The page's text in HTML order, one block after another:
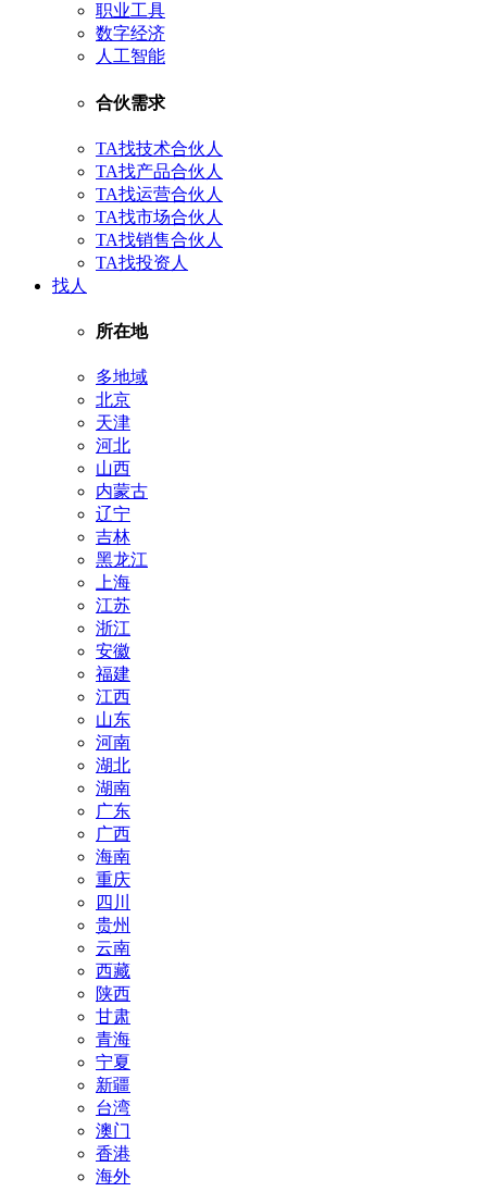
职业工具
数字经济
人工智能
合伙需求
TA找技术合伙人
TA找产品合伙人
TA找运营合伙人
TA找市场合伙人
TA找销售合伙人
TA找投资人
找人
所在地
多地域
北京
天津
河北
山西
内蒙古
辽宁
吉林
黑龙江
上海
江苏
浙江
安徽
福建
江西
山东
河南
湖北
湖南
广东
广西
海南
重庆
四川
贵州
云南
西藏
陕西
甘肃
青海
宁夏
新疆
台湾
澳门
香港
海外